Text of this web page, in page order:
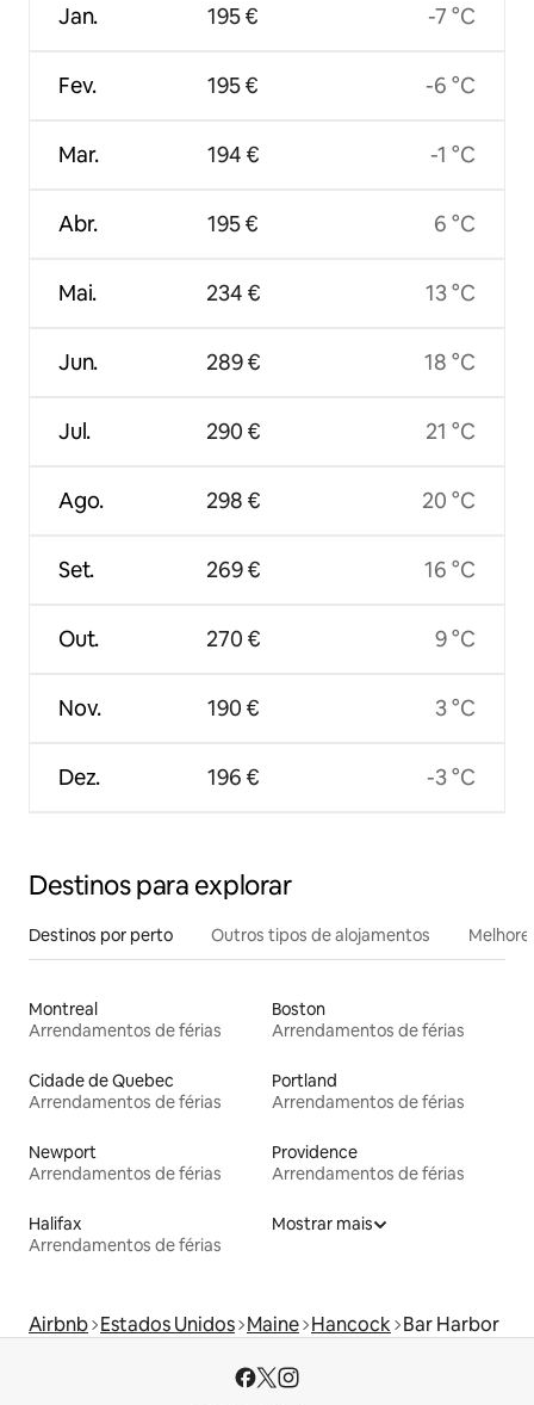
Jan.
Fev.
Mar.
Abr.
Mai.
Jun.
Jul.
Ago.
Set.
Out.
Nov.
Dez.
195 €
195 €
194 €
195 €
234 €
289 €
290 €
298 €
269 €
270 €
190 €
196 €
-7 °C
-6 °C
-1 °C
6 °C
13 °C
18 °C
21 °C
20 °C
16 °C
9 °C
3 °C
-3 °C
Destinos para explorar
Destinos por perto Outros tipos de alojamentos
Montreal
Arrendamentos de férias
Boston
Arrendamentos de férias
Cidade de Quebec
Arrendamentos de férias
Portland
Arrendamentos de férias
Newport
Arrendamentos de férias
Providence
Arrendamentos de férias
Halifax
Arrendamentos de férias
Mostrar mais
Airbnb Estados Unidos Maine Hancock Bar Harbor